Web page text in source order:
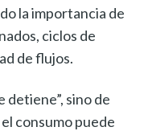
la importancia de
ciclos de
de flujos.
detiene”, sino de
consumo puede